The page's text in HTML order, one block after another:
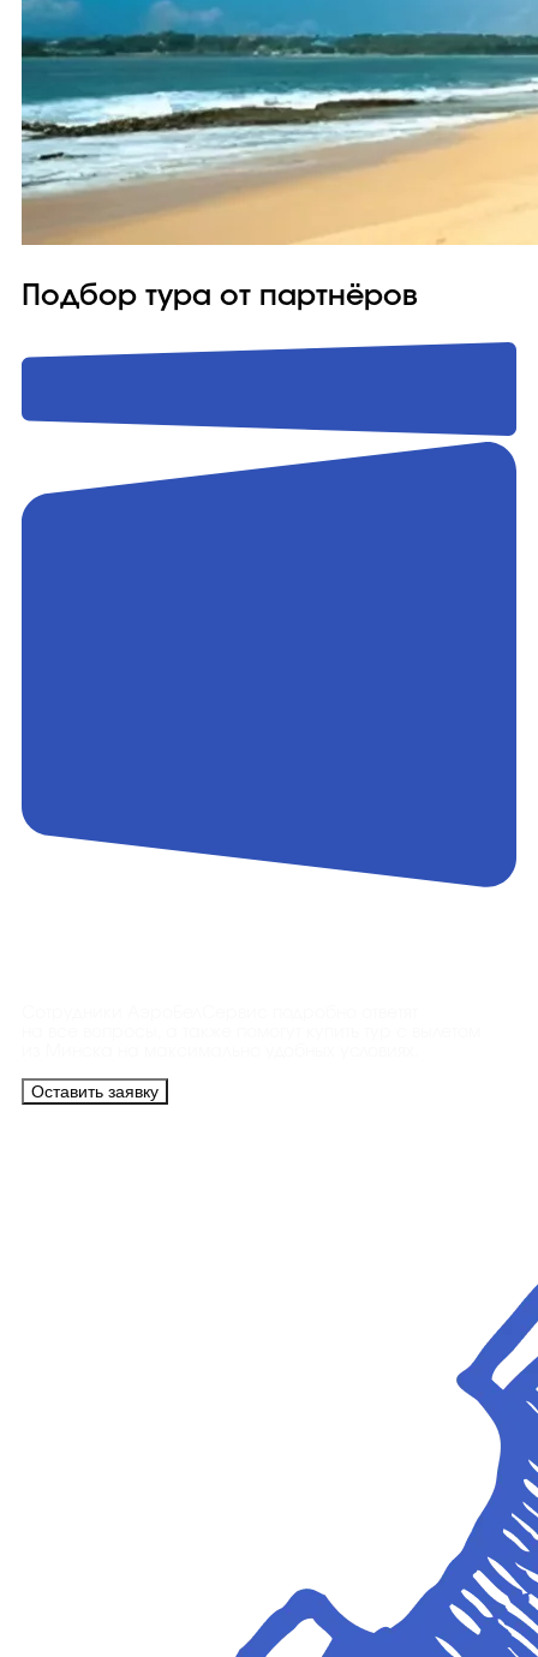
Подбор тура от партнёров
Оставить заявку